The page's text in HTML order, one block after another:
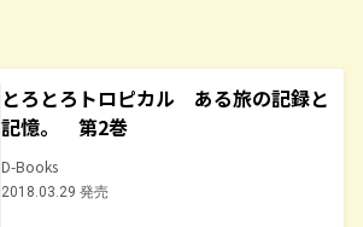
とろとろトロピカル ある旅の記録と
記憶。 第2巻
D-Books
2018.03.29 発売